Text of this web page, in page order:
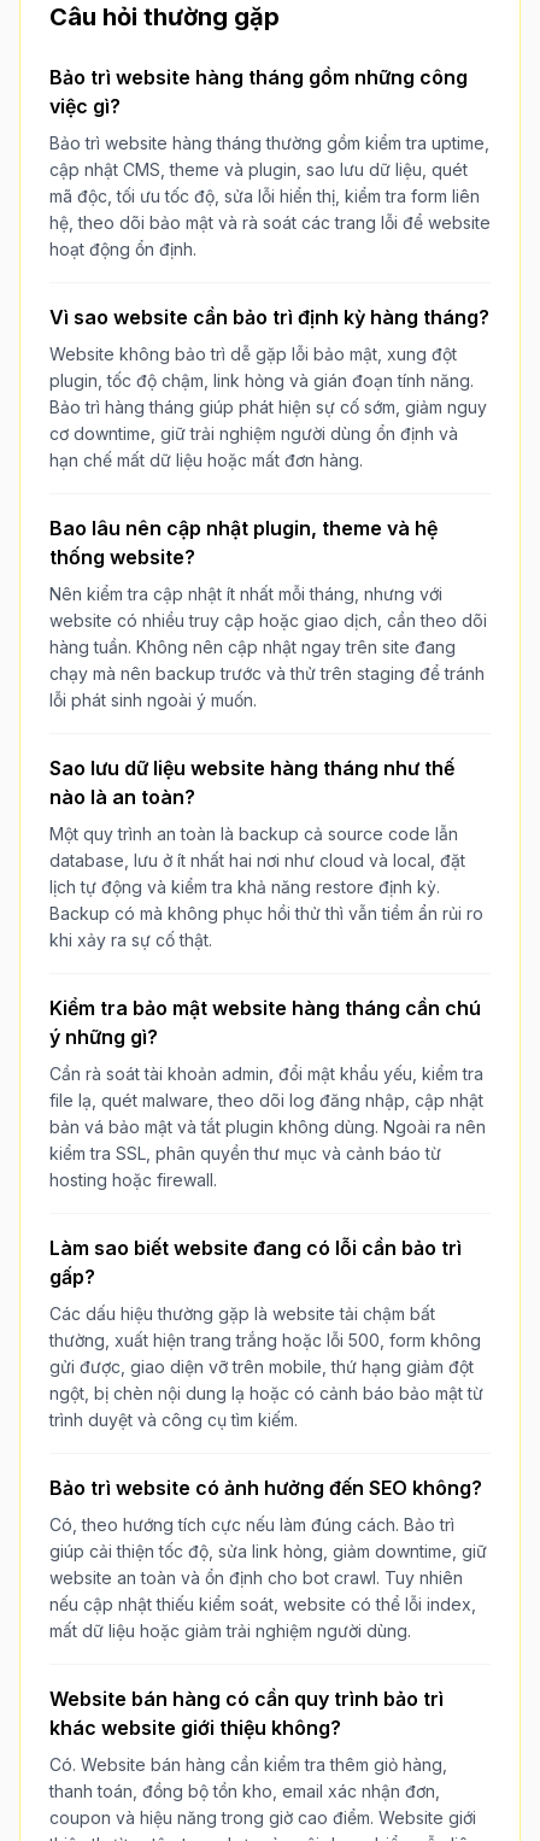
Câu hỏi thường gặp
Bảo trì website hàng tháng gồm những công
việc gì?
Bảo trì website hàng tháng thường gồm kiểm tra uptime,
cập nhật CMS, theme và plugin, sao lưu dữ liệu, quét
mã độc, tối ưu tốc độ, sửa lỗi hiển thị, kiểm tra form liên
hệ, theo dõi bảo mật và rà soát các trang lỗi để website
hoạt động ổn định.
Vì sao website cần bảo trì định kỳ hàng tháng?
Website không bảo trì dễ gặp lỗi bảo mật, xung đột
plugin, tốc độ chậm, link hỏng và gián đoạn tính năng.
Bảo trì hàng tháng giúp phát hiện sự cố sớm, giảm nguy
cơ downtime, giữ trải nghiệm người dùng ổn định và
hạn chế mất dữ liệu hoặc mất đơn hàng.
Bao lâu nên cập nhật plugin, theme và hệ
thống website?
Nên kiểm tra cập nhật ít nhất mỗi tháng, nhưng với
website có nhiều truy cập hoặc giao dịch, cần theo dõi
hàng tuần. Không nên cập nhật ngay trên site đang
chạy mà nên backup trước và thử trên staging để tránh
lỗi phát sinh ngoài ý muốn.
Sao lưu dữ liệu website hàng tháng như thế
nào là an toàn?
Một quy trình an toàn là backup cả source code lẫn
database, lưu ở ít nhất hai nơi như cloud và local, đặt
lịch tự động và kiểm tra khả năng restore định kỳ.
Backup có mà không phục hồi thử thì vẫn tiềm ẩn rủi ro
khi xảy ra sự cố thật.
Kiểm tra bảo mật website hàng tháng cần chú
ý những gì?
Cần rà soát tài khoản admin, đổi mật khẩu yếu, kiểm tra
file lạ, quét malware, theo dõi log đăng nhập, cập nhật
bản vá bảo mật và tắt plugin không dùng. Ngoài ra nên
kiểm tra SSL, phân quyền thư mục và cảnh báo từ
hosting hoặc firewall.
Làm sao biết website đang có lỗi cần bảo trì
gấp?
Các dấu hiệu thường gặp là website tải chậm bất
thường, xuất hiện trang trắng hoặc lỗi 500, form không
gửi được, giao diện vỡ trên mobile, thứ hạng giảm đột
ngột, bị chèn nội dung lạ hoặc có cảnh báo bảo mật từ
trình duyệt và công cụ tìm kiếm.
Bảo trì website có ảnh hưởng đến SEO không?
Có, theo hướng tích cực nếu làm đúng cách. Bảo trì
giúp cải thiện tốc độ, sửa link hỏng, giảm downtime, giữ
website an toàn và ổn định cho bot crawl. Tuy nhiên
nếu cập nhật thiếu kiểm soát, website có thể lỗi index,
mất dữ liệu hoặc giảm trải nghiệm người dùng.
Website bán hàng có cần quy trình bảo trì
khác website giới thiệu không?
Có. Website bán hàng cần kiểm tra thêm giỏ hàng,
thanh toán, đồng bộ tồn kho, email xác nhận đơn,
coupon và hiệu năng trong giờ cao điểm. Website giới